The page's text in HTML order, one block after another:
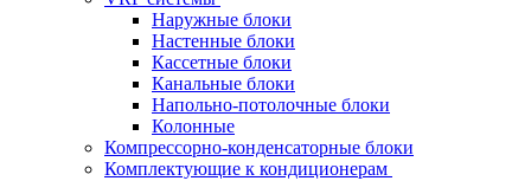
Наружные блоки
Настенные блоки
Кассетные блоки
Канальные блоки
Напольно-потолочные блоки
Колонные
Компрессорно-конденсаторные блоки
Комплектующие к кондиционерам